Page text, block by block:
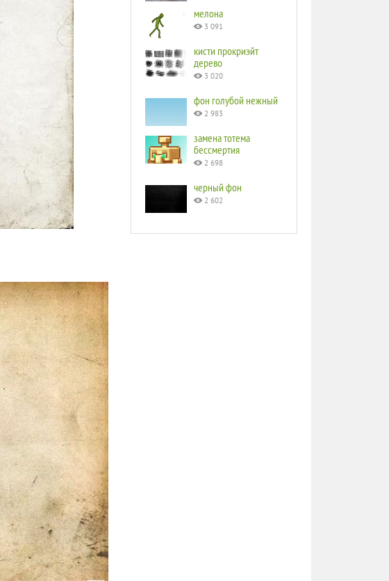
мелона
3 091
кисти прокриэйт
дерево
3 020
фон голубой нежный
2 983
замена тотема
бессмертия
2 698
черный фон
2 602